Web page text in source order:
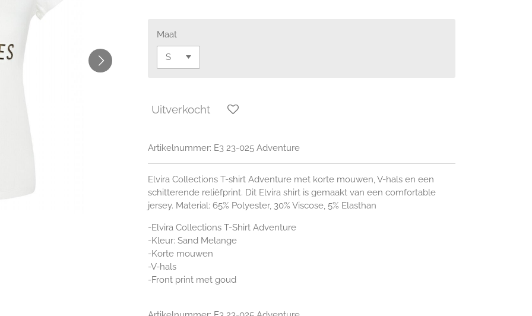
Maat
Uitverkocht
Artikelnummer: E3 23-025 Adventure
Elvira Collections T-shirt Adventure met korte mouwen, V-hals en een
schitterende reliëfprint. Dit Elvira shirt is gemaakt van een comfortable
jersey. Material: 65% Polyester, 30% Viscose, 5% Elasthan
-Elvira Collections T-Shirt Adventure
-Kleur: Sand Melange
-Korte mouwen
-V-hals
-Front print met goud